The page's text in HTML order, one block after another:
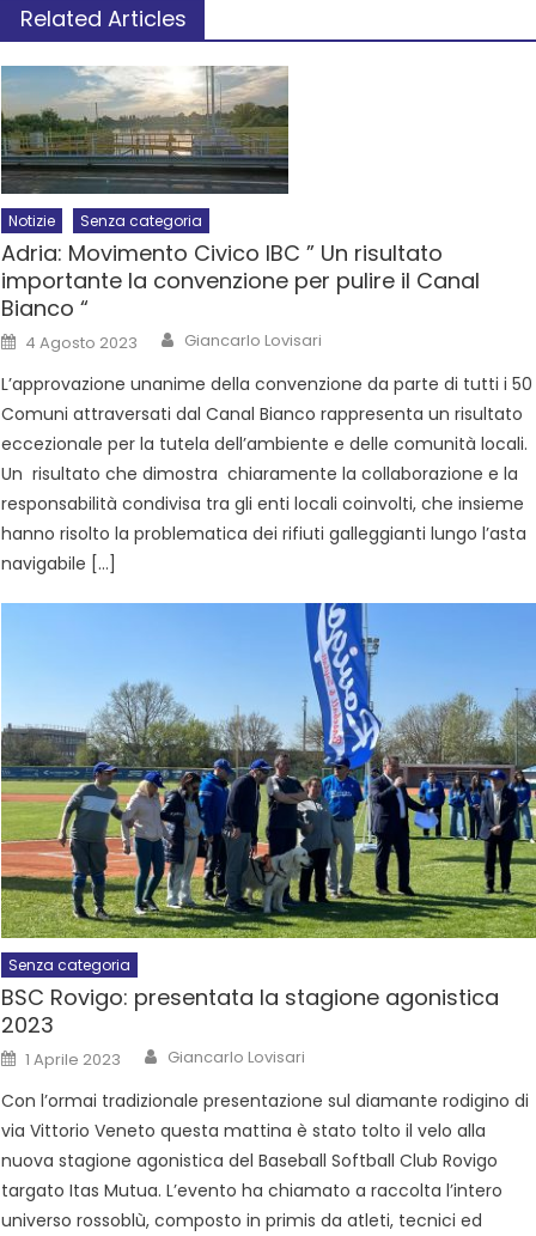
Related Articles
Notizie Senza categoria
Adria: Movimento Civico IBC ” Un risultato
importante la convenzione per pulire il Canal
Bianco “
4 Agosto 2023 Giancarlo Lovisari
L’approvazione unanime della convenzione da parte di tutti i 50
Comuni attraversati dal Canal Bianco rappresenta un risultato
eccezionale per la tutela dell’ambiente e delle comunità locali.
Un risultato che dimostra chiaramente la collaborazione e la
responsabilità condivisa tra gli enti locali coinvolti, che insieme
hanno risolto la problematica dei rifiuti galleggianti lungo l’asta
navigabile […]
Senza categoria
BSC Rovigo: presentata la stagione agonistica
2023
1 Aprile 2023 Giancarlo Lovisari
Con l’ormai tradizionale presentazione sul diamante rodigino di
via Vittorio Veneto questa mattina è stato tolto il velo alla
nuova stagione agonistica del Baseball Softball Club Rovigo
targato Itas Mutua. L’evento ha chiamato a raccolta l’intero
universo rossoblù, composto in primis da atleti, tecnici ed